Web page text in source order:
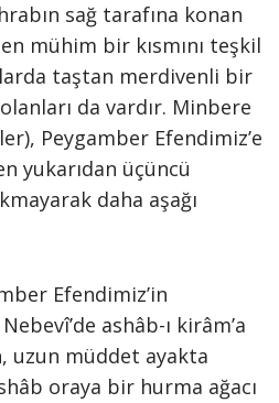
sağ tarafına konan
mühim bir kısmını teşkil
taştan merdivenli bir
da vardır. Minbere
Peygamber Efendimiz’e
yukarıdan üçüncü
daha aşağı
Efendimiz’in
ashâb-ı kirâm’a
uzun müddet ayakta
oraya bir hurma ağacı